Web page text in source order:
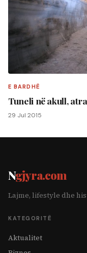
E BARDHË
Tuneli në akull,
29 Jul 2015
Ngjyra.com
Lajme, lifestyle dhe
KATEGORITË
Aktualitet